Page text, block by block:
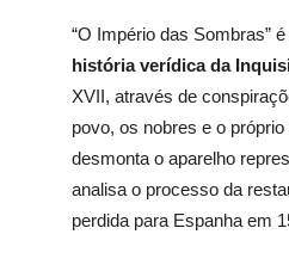
“O Império das Sombras” é
história verídica da
XVII, através de
povo, os nobres e o
desmonta o aparelho
analisa o processo da
perdida para Espanha em